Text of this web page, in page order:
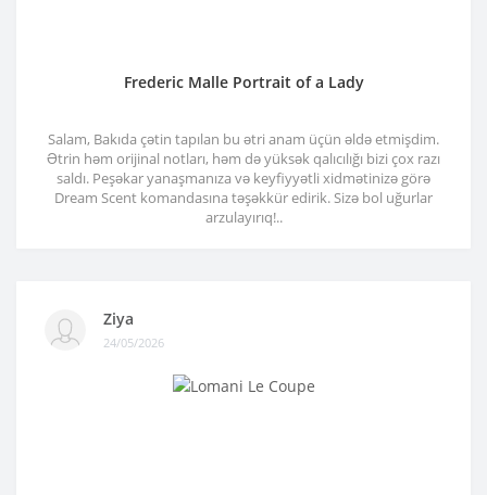
Frederic Malle Portrait of a Lady
Salam, Bakıda çətin tapılan bu ətri anam üçün əldə etmişdim.
Ətrin həm orijinal notları, həm də yüksək qalıcılığı bizi çox razı
saldı. Peşəkar yanaşmanıza və keyfiyyətli xidmətinizə görə
Dream Scent komandasına təşəkkür edirik. Sizə bol uğurlar
arzulayırıq!..
Ziya
24/05/2026